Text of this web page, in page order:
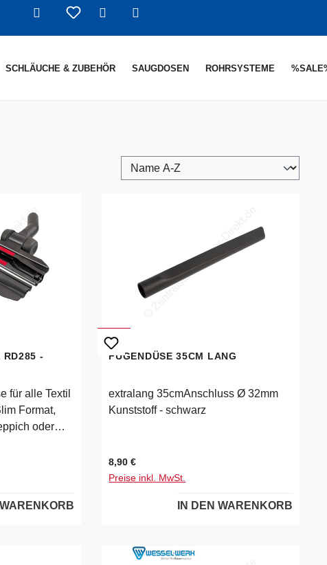
SCHLÄUCHE & ZUBEHÖR SAUGDOSEN ROHRSYSTEME
RD285 -
für alle Textil
Format,
oder
dank 2K
WARENKORB
FUGENDÜSE 35CM LANG
extralang 35cmAnschluss Ø 32mm
Kunststoff - schwarz
Regulärer Preis:
8,90 €
Preise inkl. MwSt.
IN DEN WARENKORB